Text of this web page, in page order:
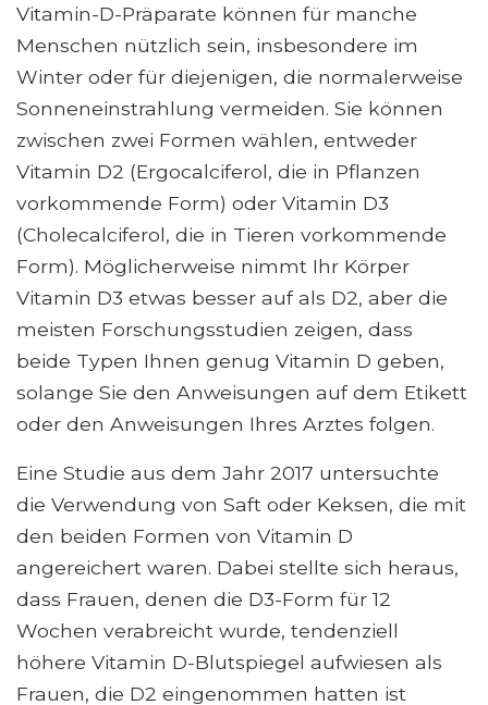
Vitamin-D-Präparate können für manche
Menschen nützlich sein, insbesondere im
Winter oder für diejenigen, die normalerweise
Sonneneinstrahlung vermeiden. Sie können
zwischen zwei Formen wählen, entweder
Vitamin D2 (Ergocalciferol, die in Pflanzen
vorkommende Form) oder Vitamin D3
(Cholecalciferol, die in Tieren vorkommende
Form). Möglicherweise nimmt Ihr Körper
Vitamin D3 etwas besser auf als D2, aber die
meisten Forschungsstudien zeigen, dass
beide Typen Ihnen genug Vitamin D geben,
solange Sie den Anweisungen auf dem Etikett
oder den Anweisungen Ihres Arztes folgen.
Eine Studie aus dem Jahr 2017 untersuchte
die Verwendung von Saft oder Keksen, die mit
den beiden Formen von Vitamin D
angereichert waren. Dabei stellte sich heraus,
dass Frauen, denen die D3-Form für 12
Wochen verabreicht wurde, tendenziell
höhere Vitamin D-Blutspiegel aufwiesen als
Frauen, die D2 eingenommen hatten ist